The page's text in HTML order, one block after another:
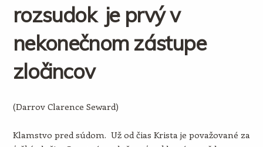
rozsudok je prvý v
nekonečnom zástupe
zločincov
(Darrov Clarence Seward)
Klamstvo pred súdom. Už od čias Krista je považované za